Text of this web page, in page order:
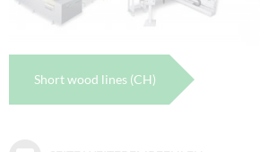
Short wood lines (CH)